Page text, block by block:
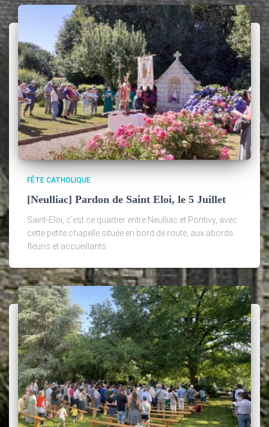
FÊTE CATHOLIQUE
[Neulliac] Pardon de Saint Eloi, le 5 Juillet
Saint-Eloi, c’est ce quartier entre Neulliac et Pontivy, avec
cette petite chapelle située en bord de route, aux abords
fleuris et accueillants.